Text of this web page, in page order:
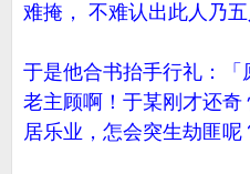
难掩， 不难认出此人乃五
于是他合书抬手行礼：
老主顾啊！于某刚才还
居乐业，怎会突生劫匪呢